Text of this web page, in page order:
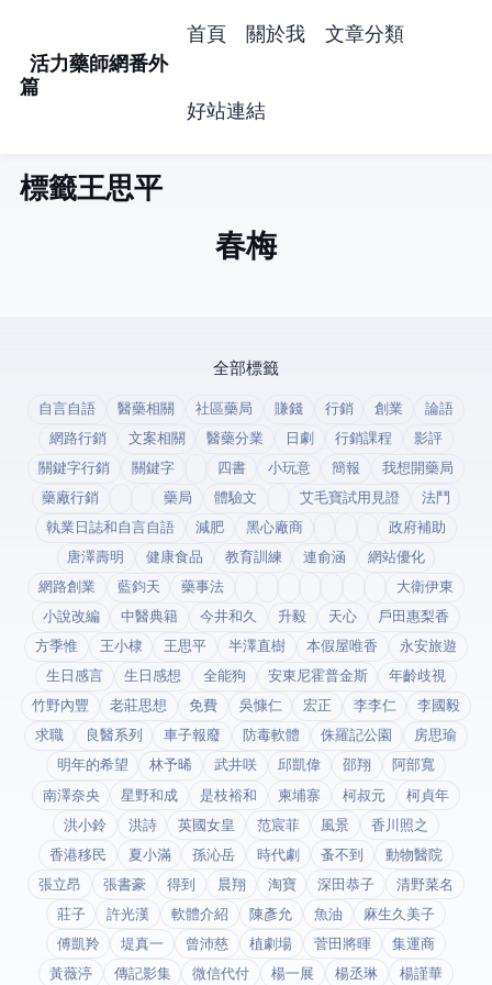
活力藥師網番外
篇
首頁 關於我 文章分類
好站連結
標籤: 王思平 (1)
春梅
全部標籤
自言自語 醫藥相關 社區藥局 賺錢 行銷 創業
論語
網路行銷
文案相關 醫藥分業 日劇 行銷課程
影評
關鍵字行銷
關鍵字 四書 小玩意 簡報
我想開藥局
藥廠行銷
藥局 體驗文 艾毛寶試用見證
法鬥
執業日誌和自言自語
減肥 黑心廠商
政府補助
唐澤壽明
健康食品 教育訓練 連俞涵
網站優化
網路創業
藍鈞天 藥事法
大衛伊東
小說改編
中醫典籍 今井和久 升毅 天心
戶田惠梨香
方季惟
王小棣 王思平 半澤直樹 本假屋唯香
永安旅遊
生日感言
生日感想 全能狗 安東尼霍普金斯
年齡歧視
竹野內豐
老莊思想 免費 吳慷仁 宏正 李李仁
李國毅
求職
良醫系列 車子報廢 防毒軟體 侏羅記公園
房思瑜
明年的希望
林予晞 武井咲 邱凱偉 邵翔
阿部寬
南澤奈央
星野和成 是枝裕和 柬埔寨 柯叔元
柯貞年
洪小鈴
洪詩 英國女皇 范宸菲 風景
香川照之
香港移民
夏小滿 孫沁岳 時代劇 蚤不到
動物醫院
張立昂
張書豪 得到app 晨翔 淘寶 深田恭子
清野菜名
莊子
許光漢 軟體介紹 陳彥允 魚油
麻生久美子
傅凱羚
堤真一 曾沛慈 植劇場 菅田將暉
集運商
黃薇渟
傳記影集 微信代付 楊一展 楊丞琳 楊謹華